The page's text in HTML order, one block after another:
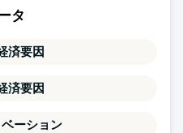
タ
済要因
済要因
ーション